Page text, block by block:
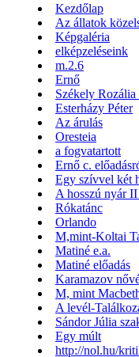
Kezdőlap
Az állatok
Képgaléria
elképzeléseink
m.2.6
Ernő
Székely
Esterházy Péter
Az árulás
Oresteia
a fogvatartott
Ernő c.
Egy szívvel két
A hosszú nyár
Rókatánc
Orlando
M,mint-Koltai
Matiné e.a.
Matiné előadás
Karamazov
M, mint
A levél-
Sándor Júlia
Egy múlt
http://nol.hu/